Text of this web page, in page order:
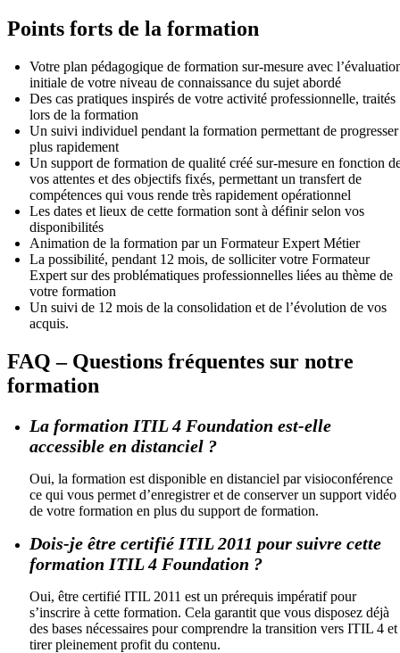
Points forts de la formation
Votre plan pédagogique de formation sur-mesure avec
initiale de votre niveau de connaissance du sujet abordé
Des cas pratiques inspirés de votre activité professionnelle, traités
lors de la formation
Un suivi individuel pendant la formation permettant de progresser
plus rapidement
Un support de formation de qualité créé sur-mesure en fonction
vos attentes et des objectifs fixés, permettant un transfert de
compétences qui vous rende très rapidement opérationnel
Les dates et lieux de cette formation sont à définir selon vos
disponibilités
Animation de la formation par un Formateur Expert Métier
La possibilité, pendant 12 mois, de solliciter votre Formateur
Expert sur des problématiques professionnelles liées au thème de
votre formation
Un suivi de 12 mois de la consolidation et de l’évolution de vos
acquis.
FAQ – Questions fréquentes sur notre
formation
La formation ITIL 4 Foundation est-elle
accessible en distanciel ?
Oui, la formation est disponible en distanciel par visioconférence
ce qui vous permet d’enregistrer et de conserver un support vidéo
de votre formation en plus du support de formation.
Dois-je être certifié ITIL 2011 pour suivre cette
formation ITIL 4 Foundation ?
Oui, être certifié ITIL 2011 est un prérequis impératif pour
s’inscrire à cette formation. Cela garantit que vous disposez déjà
des bases nécessaires pour comprendre la transition vers ITIL 4 et
tirer pleinement profit du contenu.